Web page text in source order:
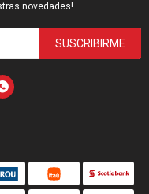
novedades!
SUSCRIBIRME